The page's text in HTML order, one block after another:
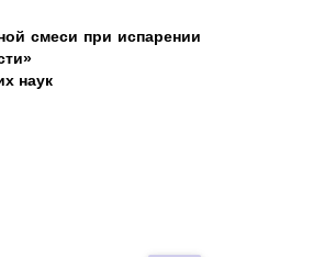
смеси при испарении
наук